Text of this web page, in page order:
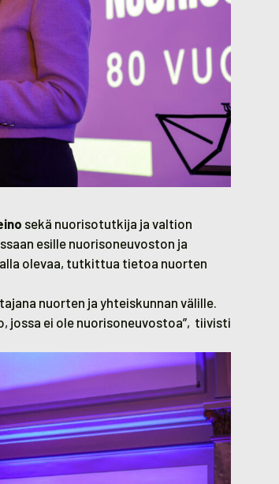
sekä nuorisotutkija ja valtion
esille nuorisoneuvoston ja
olevaa, tutkittua tietoa nuorten
nuorten ja yhteiskunnan välille.
jossa ei ole nuorisoneuvostoa”, tiivisti
ja valtion nuorisoneuvoston